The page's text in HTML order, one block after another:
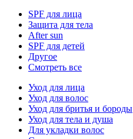
SPF для лица
Защита для тела
After sun
SPF для детей
Другое
Смотреть все
Уход для лица
Уход для волос
Уход для бритья и бороды
Уход для тела и душа
Для укладки волос